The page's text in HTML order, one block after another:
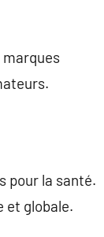
marques
pour la santé.
et globale.